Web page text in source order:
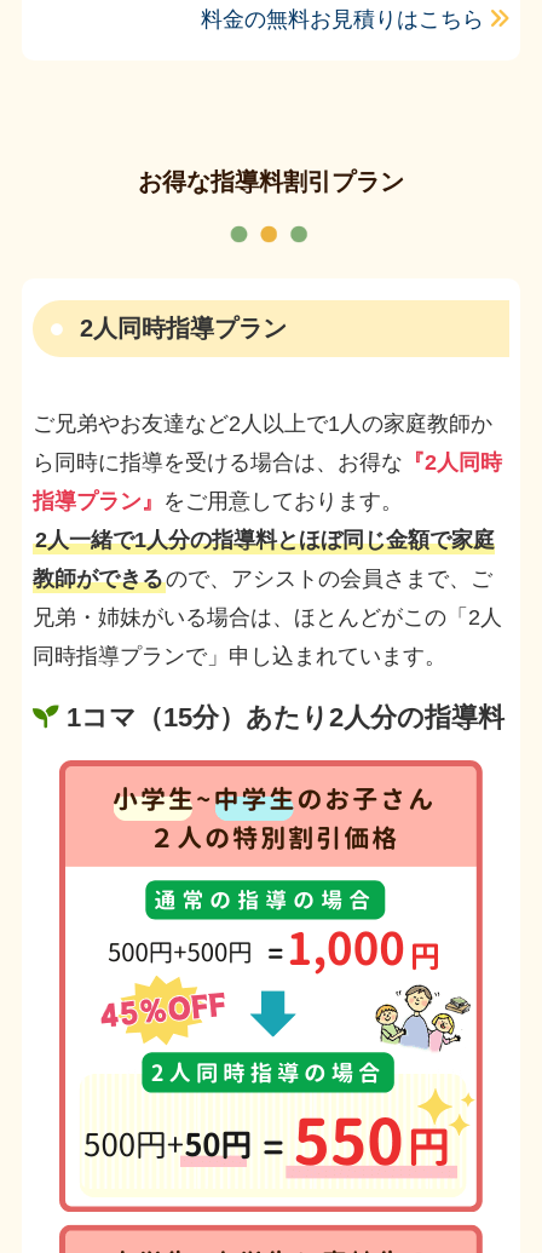
料金の無料お見積りはこちら
お得な指導料割引プラン
2人同時指導プラン
ご兄弟やお友達など2人以上で1人の家庭教師か
ら同時に指導を受ける場合は、お得な 『2人同時
指導プラン』 をご用意しております。
2人一緒で1人分の指導料とほぼ同じ金額で家庭
教師ができるので、アシストの会員さまで、ご
兄弟・姉妹がいる場合は、ほとんどがこの「2人
同時指導プランで」申し込まれています。
1コマ（15分）あたり2人分の指導料